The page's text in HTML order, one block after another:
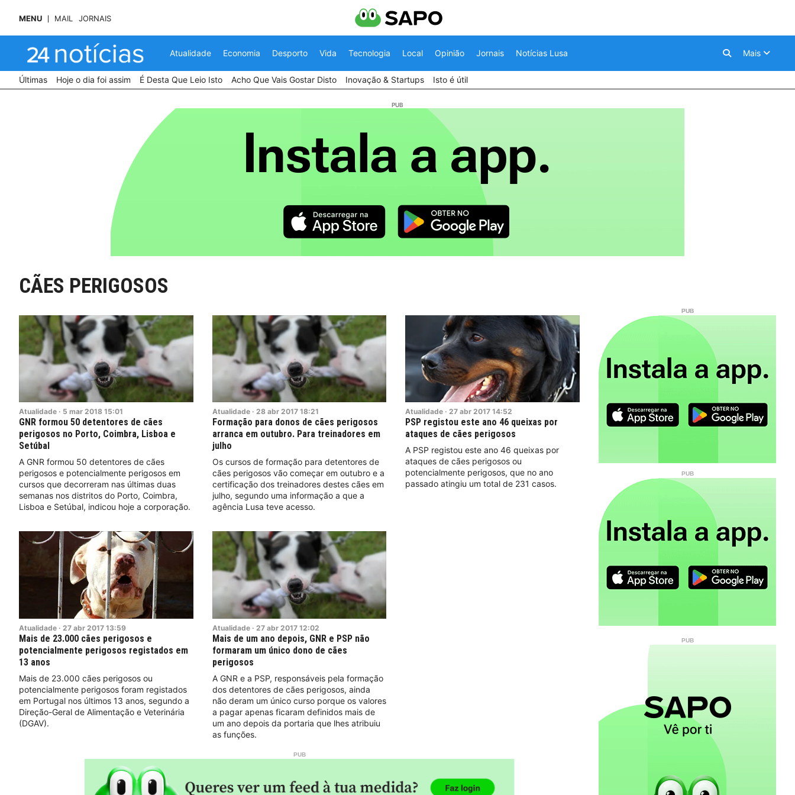
MENU MAIL JORNAIS
Atualidade Economia Desporto Vida Tecnologia Local Opinião Jornais Notícias Lusa Mais
Últimas Hoje o dia foi assim É Desta Que Leio Isto Acho Que Vais Gostar Disto Inovação & Startups Isto é útil
CÃES PERIGOSOS
Atualidade · 5 mar 2018 15:01
GNR formou 50 detentores de cães
perigosos no Porto, Coimbra, Lisboa e
Setúbal
A GNR formou 50 detentores de cães
perigosos e potencialmente perigosos em
cursos que decorreram nas últimas duas
semanas nos distritos do Porto, Coimbra,
Lisboa e Setúbal, indicou hoje a corporação.
Atualidade · 28 abr 2017 18:21
Formação para donos de cães perigosos
arranca em outubro. Para treinadores em
julho
Os cursos de formação para detentores de
cães perigosos vão começar em outubro e a
certificação dos treinadores destes cães em
julho, segundo uma informação a que a
agência Lusa teve acesso.
Atualidade · 27 abr 2017 14:52
PSP registou este ano 46 queixas por
ataques de cães perigosos
A PSP registou este ano 46 queixas por
ataques de cães perigosos ou
potencialmente perigosos, que no ano
passado atingiu um total de 231 casos.
Atualidade · 27 abr 2017 13:59
Mais de 23.000 cães perigosos e
potencialmente perigosos registados em
13 anos
Mais de 23.000 cães perigosos ou
potencialmente perigosos foram registados
em Portugal nos últimos 13 anos, segundo a
Direção-Geral de Alimentação e Veterinária
(DGAV).
Atualidade · 27 abr 2017 12:02
Mais de um ano depois, GNR e PSP não
formaram um único dono de cães
perigosos
A GNR e a PSP, responsáveis pela formação
dos detentores de cães perigosos, ainda
não deram um único curso porque os valores
a pagar apenas ficaram definidos mais de
um ano depois da portaria que lhes atribuiu
as funções.